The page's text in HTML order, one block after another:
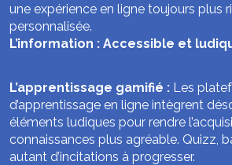
une expérience en ligne toujours plus
personnalisée.
L’information : Accessible et
L’apprentissage gamifié : Les
d’apprentissage en ligne intègrent
éléments ludiques pour rendre
connaissances plus agréable. Quizz,
autant d’incitations à progresser.